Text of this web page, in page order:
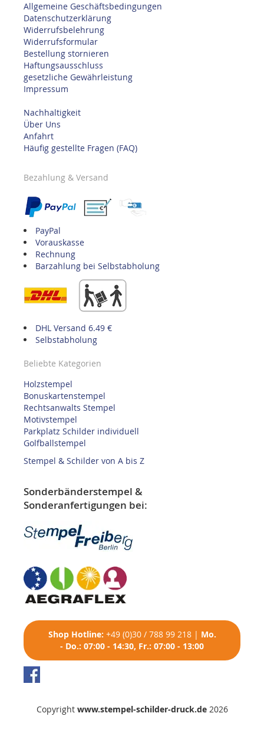
Allgemeine Geschäftsbedingungen
Datenschutzerklärung
Widerrufsbelehrung
Widerrufsformular
Bestellung stornieren
Haftungsausschluss
gesetzliche Gewährleistung
Impressum
Nachhaltigkeit
Über Uns
Anfahrt
Häufig gestellte Fragen (FAQ)
Bezahlung & Versand
PayPal
Vorauskasse
Rechnung
Barzahlung bei Selbstabholung
DHL Versand 6.49 €
Selbstabholung
Beliebte Kategorien
Holzstempel
Bonuskartenstempel
Rechtsanwalts Stempel
Motivstempel
Parkplatz Schilder individuell
Golfballstempel
Stempel & Schilder von A bis Z
Sonderbänderstempel &
Sonderanfertigungen bei:
Shop Hotline: +49 (0)30 / 788 99 218| Mo.
- Do.: 07:00 - 14:30, Fr.: 07:00 - 13:00
Copyright www.stempel-schilder-druck.de2026